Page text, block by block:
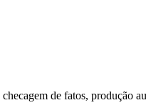
de fatos, produção